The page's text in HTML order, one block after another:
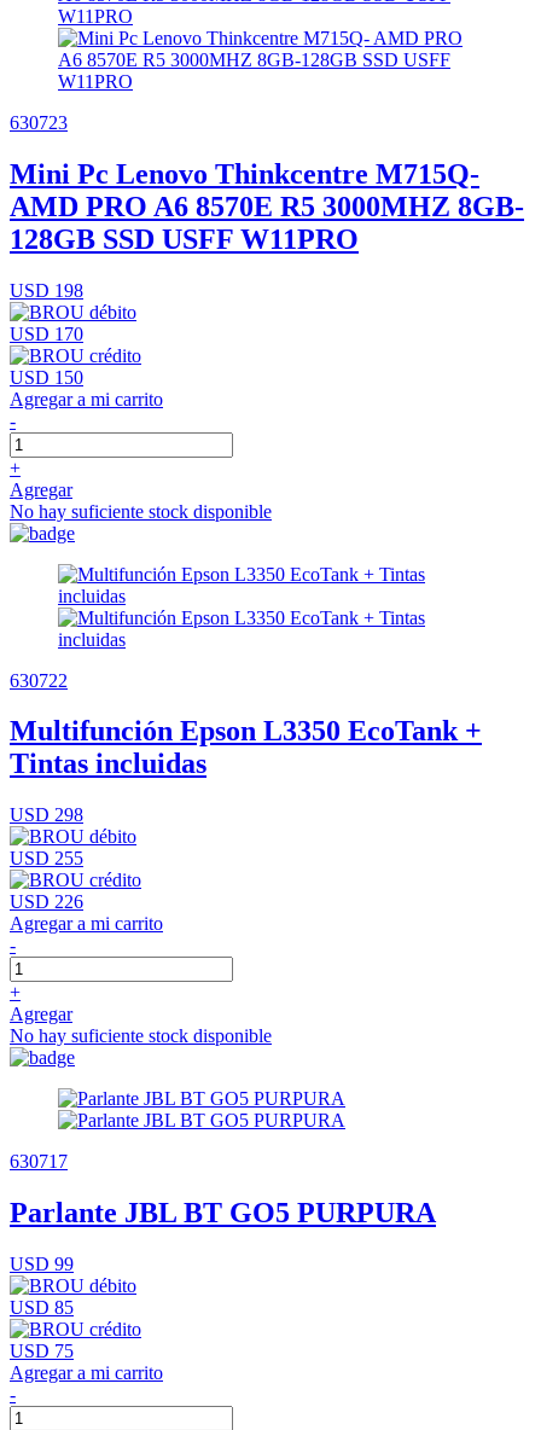
630723
Mini Pc Lenovo Thinkcentre M715Q-
AMD PRO A6 8570E R5 3000MHZ 8GB-
128GB SSD USFF W11PRO
USD 198
USD 170
USD 150
Agregar a mi carrito
-
+
Agregar
No hay suficiente stock disponible
630722
Multifunción Epson L3350 EcoTank +
Tintas incluidas
USD 298
USD 255
USD 226
Agregar a mi carrito
-
+
Agregar
No hay suficiente stock disponible
630717
Parlante JBL BT GO5 PURPURA
USD 99
USD 85
USD 75
Agregar a mi carrito
-